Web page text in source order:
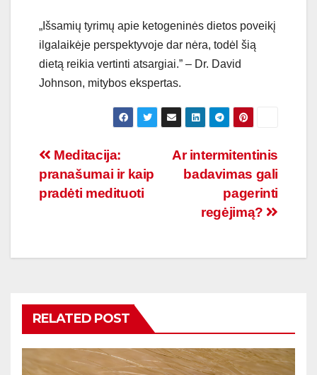
„Išsamių tyrimų apie ketogeninės dietos poveikį
ilgalaikėje perspektyvoje dar nėra, todėl šią
dietą reikia vertinti atsargiai.” – Dr. David
Johnson, mitybos ekspertas.
Navigacija
tarp
Ar intermitentinis
badavimas gali
pagerinti
regėjimą?
Meditacija:
pranašumai ir kaip
pradėti medituoti
RELATED POST